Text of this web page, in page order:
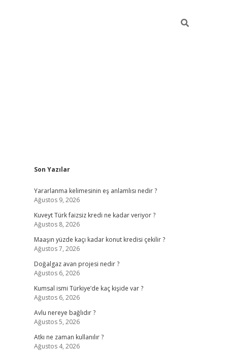
Sidebar
Son Yazılar
Yararlanma kelimesinin eş anlamlısı nedir ?
Ağustos 9, 2026
Kuveyt Türk faizsiz kredi ne kadar veriyor ?
Ağustos 8, 2026
Maaşın yüzde kaçı kadar konut kredisi çekilir ?
Ağustos 7, 2026
Doğalgaz avan projesi nedir ?
Ağustos 6, 2026
Kumsal ismi Türkiye’de kaç kişide var ?
Ağustos 6, 2026
Avlu nereye bağlıdır ?
Ağustos 5, 2026
Atkı ne zaman kullanılır ?
Ağustos 4, 2026